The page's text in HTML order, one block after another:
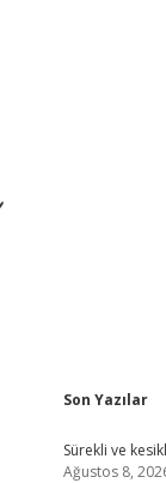
Son Yazılar
Sürekli ve
Ağustos 8,
ilbet yeni giriş